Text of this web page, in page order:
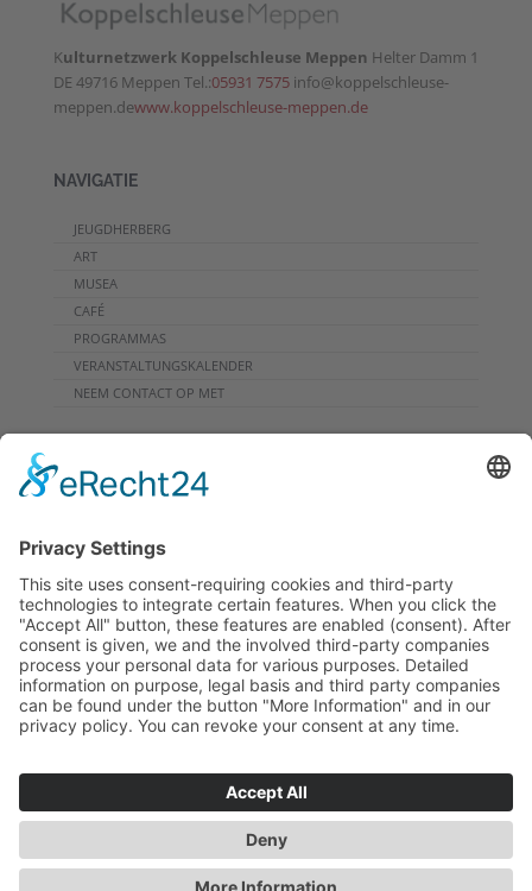
Kulturnetzwerk Koppelschleuse Meppen Helter Damm 1
DE 49716 Meppen Tel.:05931 7575info@koppelschleuse-
meppen.dewww.koppelschleuse-meppen.de
NAVIGATIE
JEUGDHERBERG
ART
MUSEA
CAFÉ
PROGRAMMAS
VERANSTALTUNGSKALENDER
NEEM CONTACT OP MET
PROGRAMMHEFT
NIEUWSBRIEF
RONDREIS
ARCHIEF
INFO
GEGEVENSBESCHERMING
NEEM CONTACT OP MET
© auteursrecht 2024 | Cultureel Netwerk Koppelschleuse